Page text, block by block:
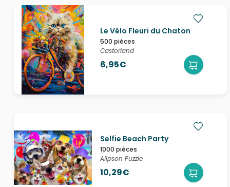
Le Vélo Fleuri du Chaton
500 pièces
Castorland
6,95€
Selfie Beach Party
1000 pièces
Alipson Puzzle
10,29€